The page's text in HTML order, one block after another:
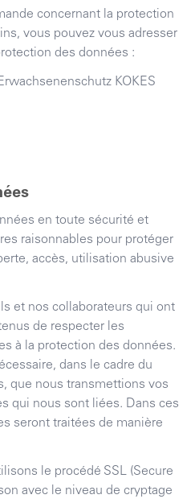
concernant la protection
vous pouvez vous adresser
des données :
KOKES
en toute sécurité et
raisonnables pour protéger
accès, utilisation abusive
et nos collaborateurs qui ont
de respecter les
à la protection des données.
dans le cadre du
que nous transmettions vos
qui nous sont liées. Dans ces
seront traitées de manière
le procédé SSL (Secure
avec le niveau de cryptage